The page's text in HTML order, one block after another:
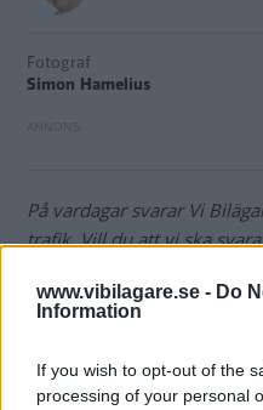
www.vibilagare.se - Do
Information
If you wish to opt-out of the
processing of your personal
Fotograf
Simon Hamelius
På vardagar svarar Vi
trafik. Vill du att vi ska
trumbromsar bak på sina
Finns det fördelar med